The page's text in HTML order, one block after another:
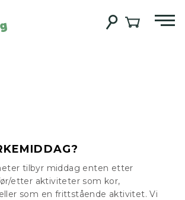
tilbyr middag enten etter
etter aktiviteter som kor,
som en frittstående aktivitet. Vi